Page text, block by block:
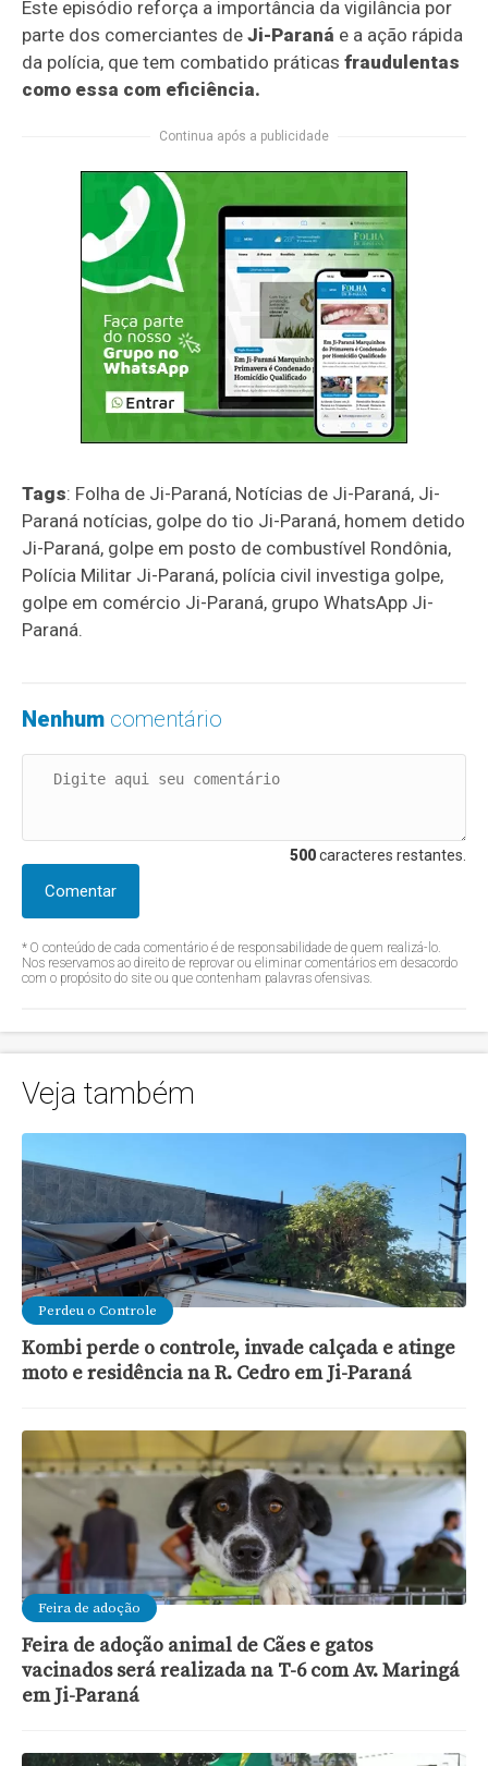
Este episódio reforça a importância da vigilância por
parte dos comerciantes deJi-Paraná e a ação rápida
da polícia, que tem combatido práticasfraudulentas
como essa com eficiência.
Continua após a publicidade
Tags: Folha de Ji-Paraná, Notícias de Ji-Paraná, Ji-
Paraná notícias, golpe do tio Ji-Paraná, homem detido
Ji-Paraná, golpe em posto de combustível Rondônia,
Polícia Militar Ji-Paraná, polícia civil investiga golpe,
golpe em comércio Ji-Paraná, grupo WhatsApp Ji-
Paraná.
Nenhum comentário
500caracteres restantes.
Comentar
* O conteúdo de cada comentário é de responsabilidade de quem realizá-lo.
Nos reservamos ao direito de reprovar ou eliminar comentários em desacordo
com o propósito do site ou que contenham palavras ofensivas.
Veja também
Perdeu o Controle
Kombi perde o controle, invade calçada e atinge
moto e residência na R. Cedro em Ji-Paraná
Feira de adoção
Feira de adoção animal de Cães e gatos
vacinados será realizada na T-6 com Av. Maringá
em Ji-Paraná